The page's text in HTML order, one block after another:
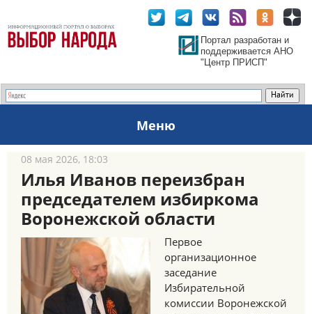
Портал разработан и
поддерживается АНО
"Центр ПРИСП"
Меню
08 мая 2026, 18:03
Илья Иванов переизбран
председателем избиркома
Воронежской области
Первое
организационное
заседание
Избирательной
комиссии Воронежской